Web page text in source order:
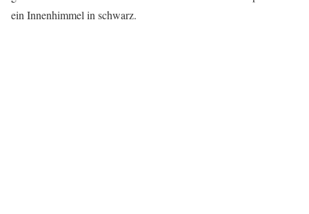
ein Innenhimmel in schwarz.